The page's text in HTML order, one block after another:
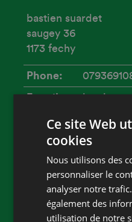
bastien suardet
saugey 36
1173 fechy
Phone
E-mail
Accueil
Heures d'ouverture
10h-18h
Ce site Web
cookies
Nous utilisons des
personnaliser le
analyser notre
également des
utilisation de notre